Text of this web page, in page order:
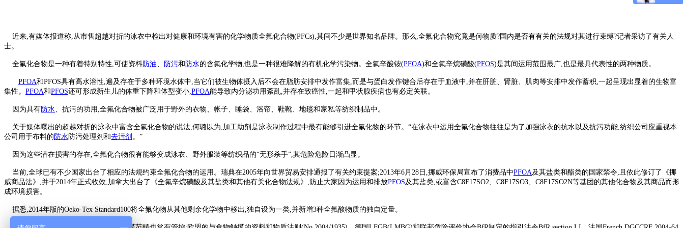
近来,有媒体报道称,从市售超越对折的泳衣中检出对健康和环境有害的化学物质全氟化合物(PFCs),其间不少是世界知名品牌。那么,全氟化合物究竟是何物质?国内是否有有关的法规对其进行束缚?记者采访了有关人
士。
全氟化合物是一种有着特别特性,可使资料防油、 防污和 防水的含氟化学物,也是一种很难降解的有机化学污染物。全氟辛酸铵(PFOA)和全氟辛烷磺酸(PFOS)是其间运用范围最广,也是最具代表性的两种物质。
PFOA和PFOS具有高水溶性,遍及存在于多种环境水体中,当它们被生物体摄入后不会在脂肪安排中发作富集,而是与蛋白发作键合后存在于血液中,并在肝脏、肾脏、肌肉等安排中发作蓄积,一起呈现出显着的生物富
集性。 PFOA和PFOS还可形成新生儿的体重下降和体型变小,PFOA能导致内分泌功用紊乱,并存在致癌性,一起和甲状腺疾病也有必定关联。
因为具有防水、抗污的功用,全氟化合物被广泛用于野外的衣物、帐子、睡袋、浴帘、鞋靴、地毯和家私等纺织制品中。
关于媒体曝出的超越对折的泳衣中富含全氟化合物的说法,何璐以为,加工助剂是泳衣制作过程中最有能够引进全氟化物的环节。“在泳衣中运用全氟化合物往往是为了加强泳衣的抗水以及抗污功能,纺织公司应重视本
公司用于布料的 防水防污处理剂和去污剂 。”
因为这些潜在损害的存在,全氟化合物很有能够变成泳衣、野外服装等纺织品的“无形杀手”,其危险危险日渐凸显。
当前,全球已有不少国家出台了相应的法规约束全氟化合物的运用。瑞典在2005年向世界贸易安排通报了有关约束提案;2013年6月28日,挪威环保局宣布了消费品中PFOA及其盐类和酯类的国家禁令,且依此修订了《挪
威商品法》,并于2014年正式收效;加拿大出台了《全氟辛烷磺酸及其盐类和其他有关化合物法规》,防止大家因为运用和排放PFOS及其盐类,或富含C8F17SO2、C8F17SO3、C8F17SO2N等基团的其他化合物及其商品而形
成环境损害。
据悉,2014年版的Oeko-Tex Standard100将全氟化物从其他剩余化学物中移出,独自设为一类,并新增3种全氟酸物质的独自定量。